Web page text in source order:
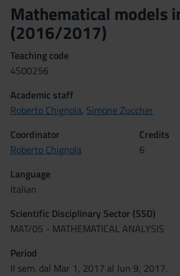
Mathematical models
(2016/2017)
Teaching code
4S00256
Academic staff
Roberto Chignola, Simone Zuccher
Coordinator
Roberto Chignola
Credits
6
Language
Italian
Scientific Disciplinary Sector (SSD)
MAT/05 - MATHEMATICAL ANALYSIS
Period
II sem. dal Mar 1, 2017 al Jun 9, 2017.